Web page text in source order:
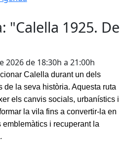
"Calella 1925. De
2026 de 18:30h a 21:00h
Calella durant un dels
de la seva història. Aquesta ruta
els canvis socials, urbanístics i
la vila fins a convertir-la en
i recuperant la